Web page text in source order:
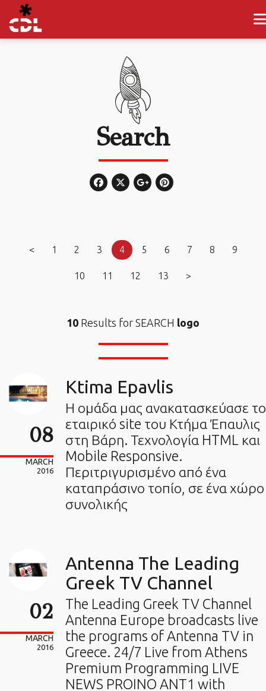
Search
< 1 2 3 4 5 6 7 8 9
10 11 12 13 >
10 Results for SEARCH logo
08
MARCH
2016
Ktima Epavlis
Η ομάδα μας ανακατασκεύασε το
εταιρικό site του Κτήμα Έπαυλις
στη Βάρη. Τεχνολογία HTML και
Mobile Responsive.
Περιτριγυρισμένο από ένα
καταπράσινο τοπίο, σε ένα χώρο
συνολικής
02
MARCH
2016
Antenna The Leading
Greek TV Channel
The Leading Greek TV Channel
Antenna Europe broadcasts live
the programs of Antenna TV in
Greece. 24/7 Live from Athens
Premium Programming LIVE
NEWS PROINO ANT1 with